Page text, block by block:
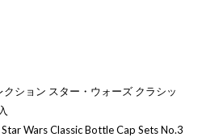
ション スター・ウォーズ クラシッ
Wars Classic Bottle Cap Sets No.3